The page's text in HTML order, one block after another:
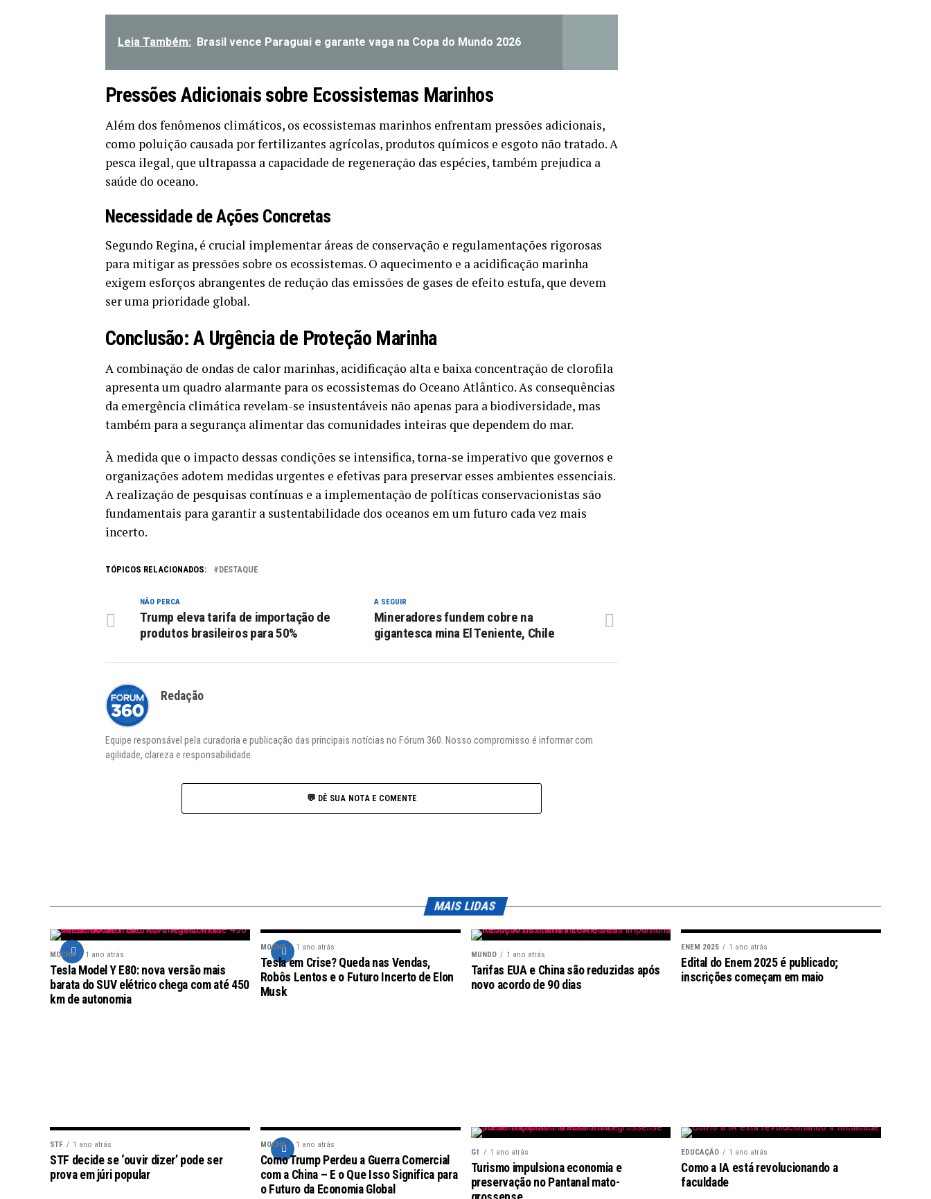
Leia Também: Brasil vence Paraguai e garante vaga na Copa do Mundo 2026
Pressões Adicionais sobre Ecossistemas Marinhos
Além dos fenômenos climáticos, os ecossistemas marinhos enfrentam pressões adicionais,
como poluição causada por fertilizantes agrícolas, produtos químicos e esgoto não tratado. A
pesca ilegal, que ultrapassa a capacidade de regeneração das espécies, também prejudica a
saúde do oceano.
Necessidade de Ações Concretas
Segundo Regina, é crucial implementar áreas de conservação e regulamentações rigorosas
para mitigar as pressões sobre os ecossistemas. O aquecimento e a acidificação marinha
exigem esforços abrangentes de redução das emissões de gases de efeito estufa, que devem
ser uma prioridade global.
Conclusão: A Urgência de Proteção Marinha
A combinação de ondas de calor marinhas, acidificação alta e baixa concentração de clorofila
apresenta um quadro alarmante para os ecossistemas do Oceano Atlântico. As consequências
da emergência climática revelam-se insustentáveis não apenas para a biodiversidade, mas
também para a segurança alimentar das comunidades inteiras que dependem do mar.
À medida que o impacto dessas condições se intensifica, torna-se imperativo que governos e
organizações adotem medidas urgentes e efetivas para preservar esses ambientes essenciais.
A realização de pesquisas contínuas e a implementação de políticas conservacionistas são
fundamentais para garantir a sustentabilidade dos oceanos em um futuro cada vez mais
incerto.
TÓPICOS RELACIONADOS: DESTAQUE
A SEGUIR
Mineradores fundem cobre na
gigantesca mina El Teniente, Chile
NÃO PERCA
Trump eleva tarifa de importação de
produtos brasileiros para 50%
Redação
Equipe responsável pela curadoria e publicação das principais notícias no Fórum 360. Nosso compromisso é informar com
agilidade, clareza e responsabilidade.
💬 DÊ SUA NOTA E COMENTE
MAIS LIDAS
MOCHA 1 ano atrás
Tesla Model Y E80: nova versão mais
barata do SUV elétrico chega com até 450
km de autonomia
MOCHA 1 ano atrás
Tesla em Crise? Queda nas Vendas,
Robôs Lentos e o Futuro Incerto de Elon
Musk
MUNDO 1 ano atrás
Tarifas EUA e China são reduzidas após
novo acordo de 90 dias
ENEM 2025 1 ano atrás
Edital do Enem 2025 é publicado;
inscrições começam em maio
STF 1 ano atrás
STF decide se ‘ouvir dizer’ pode ser
prova em júri popular
MOCHA 1 ano atrás
Como Trump Perdeu a Guerra Comercial
com a China – E o Que Isso Significa para
o Futuro da Economia Global
G1 1 ano atrás
Turismo impulsiona economia e
preservação no Pantanal mato-
EDUCAÇÃO 1 ano atrás
Como a IA está revolucionando a
faculdade